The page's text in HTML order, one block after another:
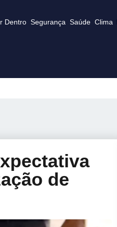
Dentro Segurança Saúde Clima
de